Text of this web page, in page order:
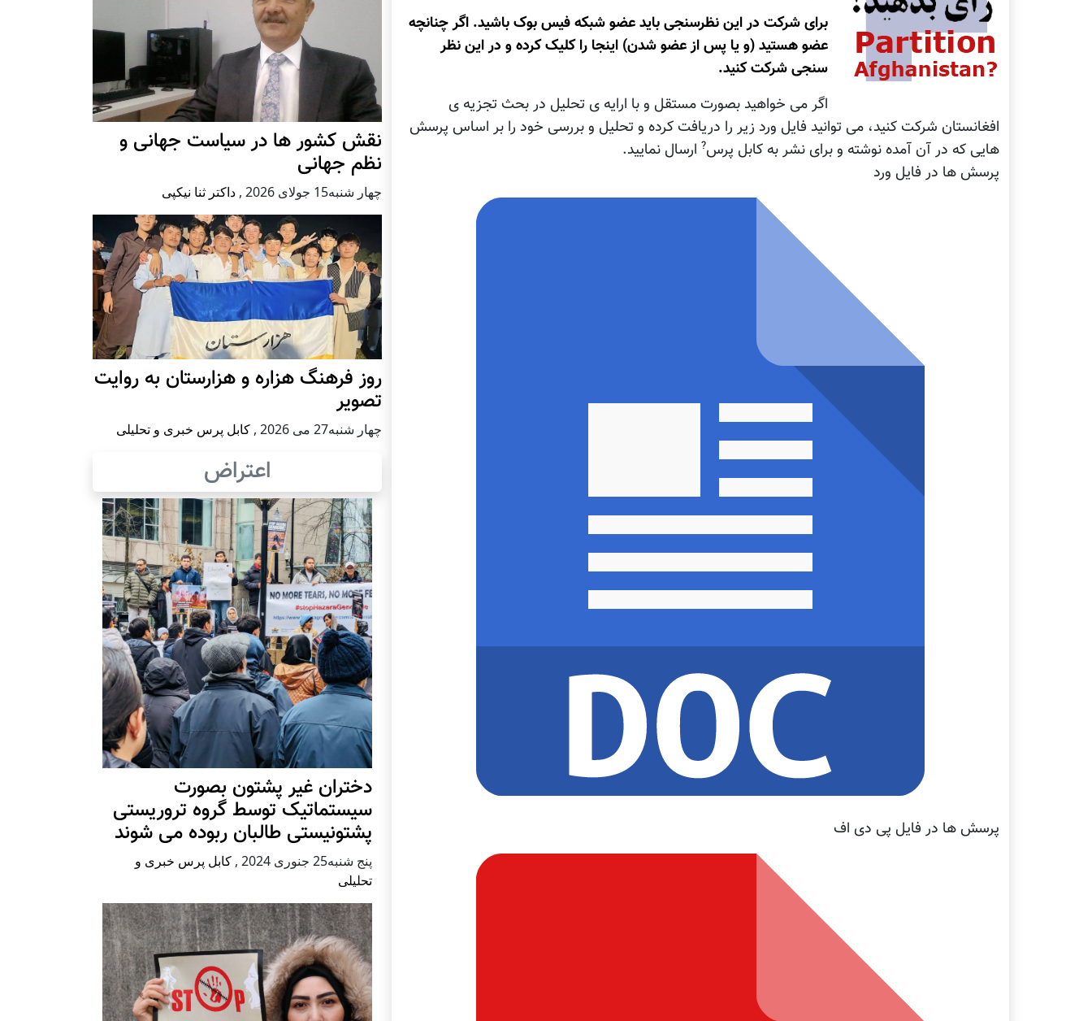
برای شرکت در این نظرسنجی باید عضو شبکه فیس بوک باشید. اگر چنانچه
عضو هستید (و یا پس از عضو شدن) اینجا را کلیک کرده و در این نظر
سنجی شرکت کنید.
اگر می خواهید بصورت مستقل و با ارایه ی تحلیل در بحث تجزیه ی
افغانستان شرکت کنید، می توانید فایل ورد زیر را دریافت کرده و تحلیل و بررسی خود را بر اساس پرسش
هایی که در آن آمده نوشته و برای نشر به کابل پرس? ارسال نمایید.
پرسش ها در فایل ورد
پرسش ها در فایل پی دی اف
نقش کشور ها در سیاست جهانی و
نظم جهانی
چهار شنبه15 جولای 2026 , داکتر ثنا نیکپی
روز فرهنگ هزاره و هزارستان به روایت
تصویر
چهار شنبه27 می 2026 , کابل پرس خبری و تحلیلی
اعتراض
دختران غیر پشتون بصورت
سیستماتیک توسط گروه تروریستی
پشتونیستی طالبان ربوده می شوند
پنج شنبه25 جنوری 2024 , کابل پرس خبری و
تحلیلی